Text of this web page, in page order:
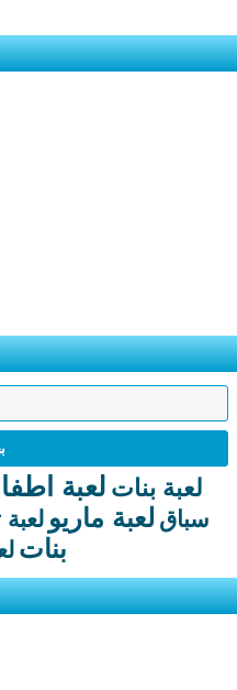
لعبة بنات لعبة
سباق لعبة ماريو لعبة
بنات